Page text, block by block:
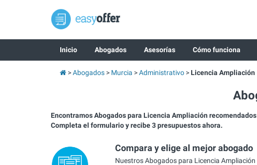
Inicio Abogados Asesorías Cómo funciona
Abogados Murcia Administrativo Licencia Ampliación
Encontramos Abogados para Licencia Ampliación
Completa el formulario y recibe 3 presupuestos ahora.
Compara y elige al mejor abogado
Nuestros Abogados para Licencia Ampliación